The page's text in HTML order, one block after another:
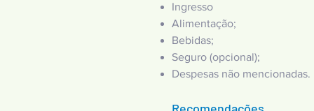
Ingresso
Alimentação;
Bebidas;
Seguro (opcional);
Despesas não mencionadas.